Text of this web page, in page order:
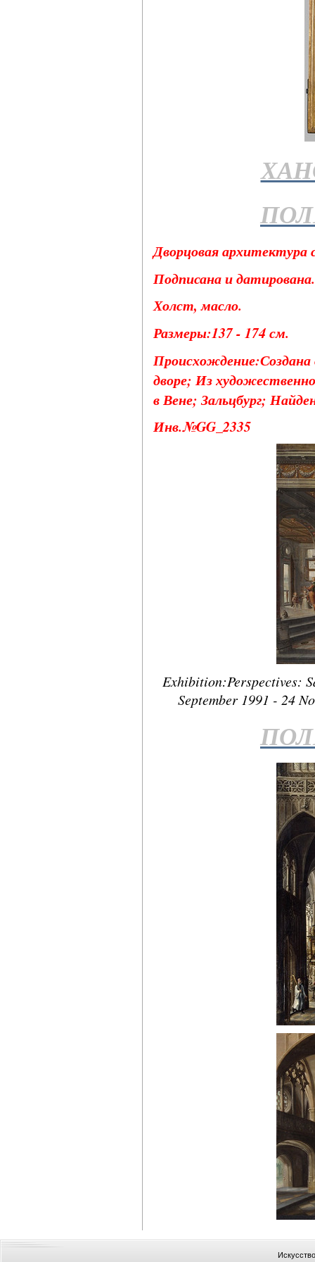
Дворцовая архитектура
Подписана и датирована.
Холст, масло.
Размеры:137 - 174 см.
дворе; Из
в Вене; Зальцбург;
Инв.№GG_2335
Exhibition:Perspectives:
September 1991 - 24